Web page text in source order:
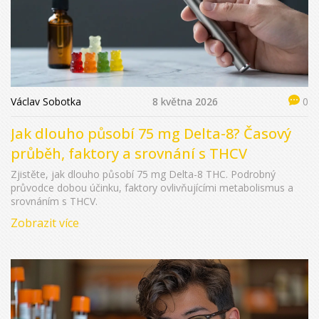
Václav Sobotka 8 května 2026 0
Jak dlouho působí 75 mg Delta-8? Časový
průběh, faktory a srovnání s THCV
Zjistěte, jak dlouho působí 75 mg Delta-8 THC. Podrobný
průvodce dobou účinku, faktory ovlivňujícími metabolismus a
srovnáním s THCV.
Zobrazit více